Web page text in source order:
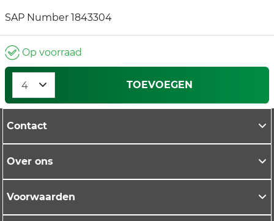
SAP Number 1843304
Op voorraad
TOEVOEGEN
Contact
Over ons
Voorwaarden